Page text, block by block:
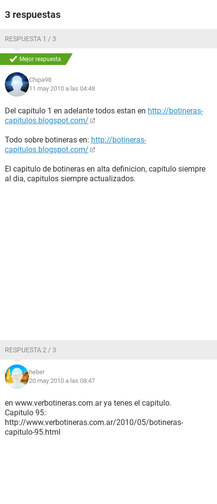
3 respuestas
RESPUESTA 1 / 3
Mejor respuesta
Chipa98
11 may 2010 a las 04:48
Del capitulo 1 en adelante todos estan en http://botineras-
capitulos.blogspot.com/
Todo sobre botineras en: http://botineras-
capitulos.blogspot.com/
El capitulo de botineras en alta definicion, capitulo siempre
al dia, capitulos siempre actualizados.
RESPUESTA 2 / 3
heber
20 may 2010 a las 08:47
en www.verbotineras.com.ar ya tenes el capitulo.
Capitulo 95:
http://www.verbotineras.com.ar/2010/05/botineras-
capitulo-95.html